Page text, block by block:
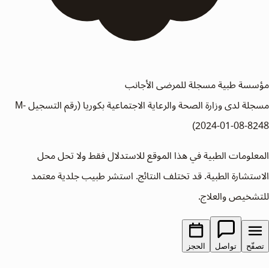
مؤسسة طبية مسجلة للمرضى الأجانب
مسجلة لدى وزارة الصحة والرعاية الاجتماعية بكوريا (رقم التسجيل M-
2024-01-08-8248)
المعلومات الطبية في هذا الموقع للاستدلال فقط ولا تحل محل
الاستشارة الطبية. قد تختلف النتائج. استشر طبيب جلدية معتمد
للتشخيص والعلاج.
تصفّح تواصل الحجز